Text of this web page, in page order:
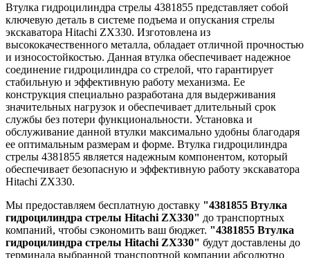
Втулка гидроцилиндра стрелы 4381855 представляет собой
ключевую деталь в системе подъема и опускания стрелы
экскаватора Hitachi ZX330. Изготовлена из
высококачественного металла, обладает отличной прочностью
и износостойкостью. Данная втулка обеспечивает надежное
соединение гидроцилиндра со стрелой, что гарантирует
стабильную и эффективную работу механизма. Ее
конструкция специально разработана для выдерживания
значительных нагрузок и обеспечивает длительный срок
службы без потери функциональности. Установка и
обслуживание данной втулки максимально удобны благодаря
ее оптимальным размерам и форме. Втулка гидроцилиндра
стрелы 4381855 является надежным компонентом, который
обеспечивает безопасную и эффективную работу экскаватора
Hitachi ZX330.
Мы предоставляем бесплатную доставку "4381855 Втулка
гидроцилиндра стрелы Hitachi ZX330" до транспортных
компаний, чтобы сэкономить ваш бюджет. "4381855 Втулка
гидроцилиндра стрелы Hitachi ZX330" будут доставлены до
терминала выбранной транспортной компании абсолютно